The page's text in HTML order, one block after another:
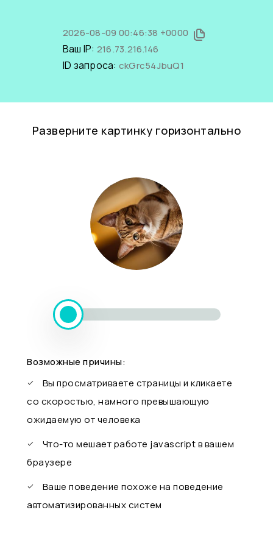
2026-08-09 00:46:38 +0000
Ваш IP: 216.73.216.146
ID запроса: ckGrc54JbuQ1
Разверните картинку горизонтально
Возможные причины:
Вы просматриваете страницы и кликаете
со скоростью, намного превышающую
ожидаемую от человека
Что-то мешает работе javascript в вашем
браузере
Ваше поведение похоже на поведение
автоматизированных систем